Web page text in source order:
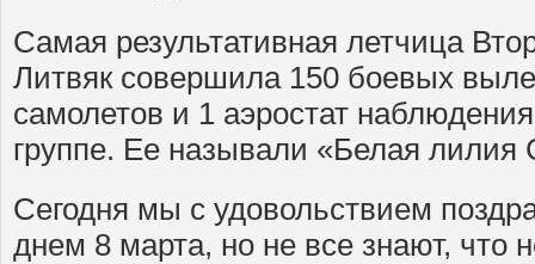
Самая результативная летчица
Литвяк совершила 150 боевых
самолетов и 1 аэростат
группе. Ее называли «Белая лилия
Сегодня мы с удовольствием
днем 8 марта, но не все знают, что